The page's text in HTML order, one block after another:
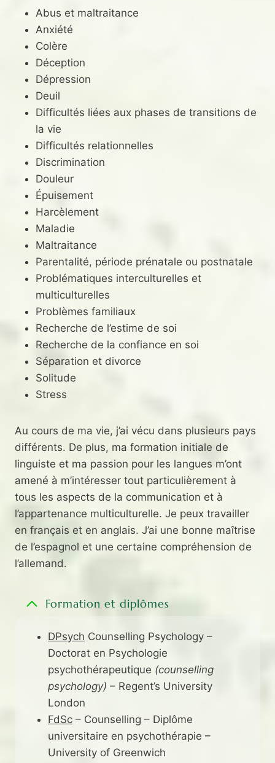
Abus et maltraitance
Anxiété
Colère
Déception
Dépression
Deuil
Difficultés liées aux phases de transitions de
la vie
Difficultés relationnelles
Discrimination
Douleur
Épuisement
Harcèlement
Maladie
Maltraitance
Parentalité, période prénatale ou postnatale
Problématiques interculturelles et
multiculturelles
Problèmes familiaux
Recherche de l’estime de soi
Recherche de la confiance en soi
Séparation et divorce
Solitude
Stress
Au cours de ma vie, j’ai vécu dans plusieurs pays
différents. De plus, ma formation initiale de
linguiste et ma passion pour les langues m’ont
amené à m’intéresser tout particulièrement à
tous les aspects de la communication et à
l’appartenance multiculturelle. Je peux travailler
en français et en anglais. J’ai une bonne maîtrise
de l’espagnol et une certaine compréhension de
l’allemand.
Formation et diplômes
DPsych Counselling Psychology –
Doctorat en Psychologie
psychothérapeutique (counselling
psychology) – Regent’s University
London
FdSc – Counselling – Diplôme
universitaire en psychothérapie –
University of Greenwich